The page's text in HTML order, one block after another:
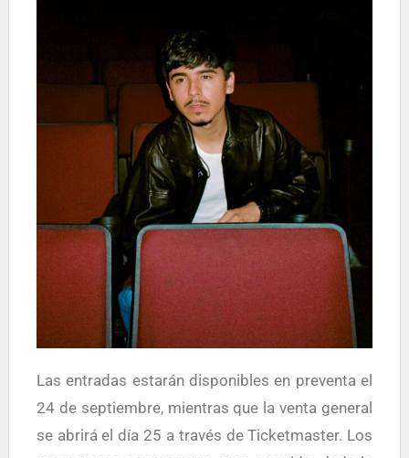
Las entradas estarán disponibles en preventa el
24 de septiembre, mientras que la venta general
se abrirá el día 25 a través de Ticketmaster. Los